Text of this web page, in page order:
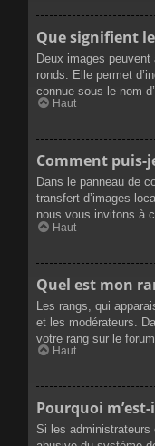
Que signifient
Deux images
ronds. Elle permet
connue sous le nom
Haut
Comment puis-
Dans le panneau de
transfert d’images
nous vous invitons à
Haut
Quel est mon
Les rangs, qui
et les modérateurs.
votre rang sur le
Haut
Pourquoi
Si les